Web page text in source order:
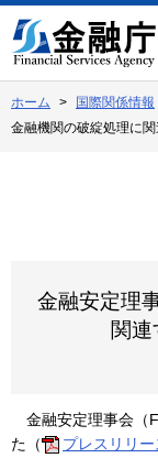
文
へ
動
ホーム 国際関係情報
金融機関の破綻処理に
金融安定理
関
金融安定理事会（
た（
プレスリリー